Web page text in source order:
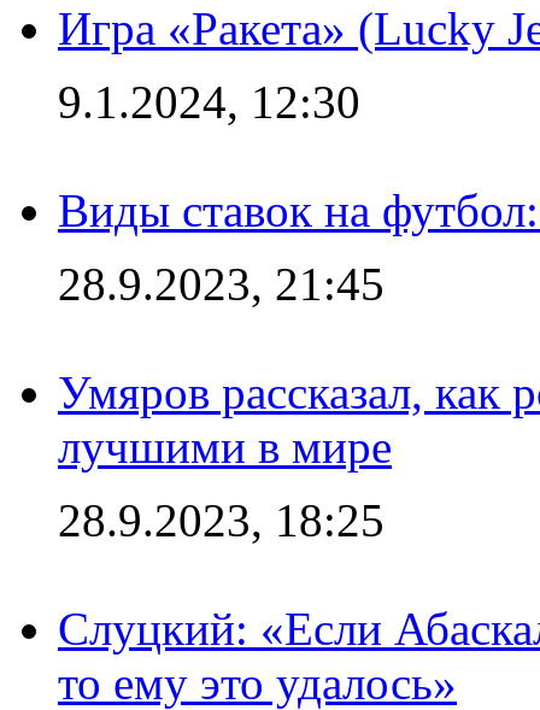
Игра «Ракета» (Lucky
9.1.2024, 12:30
Виды ставок на
28.9.2023, 21:45
Умяров рассказал, как
лучшими в мире
28.9.2023, 18:25
Слуцкий: «Если
то ему это удалось»